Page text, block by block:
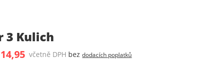
3 Kulich
včetně DPH bezdodacích poplatků